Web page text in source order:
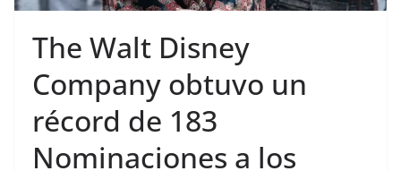
The Walt Disney
Company obtuvo un
récord de 183
Nominaciones a los